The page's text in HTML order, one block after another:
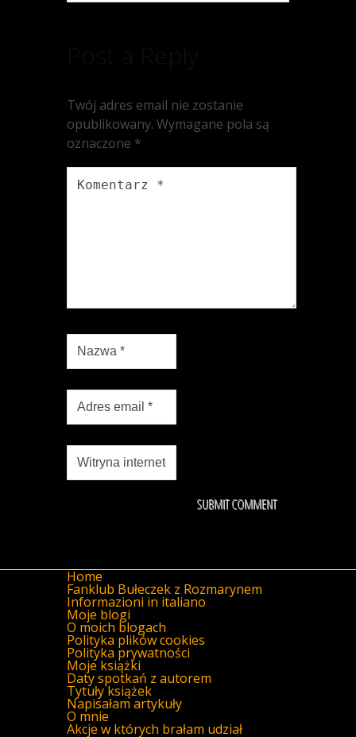
Twój adres email nie zostanie
opublikowany. Wymagane pola są
oznaczone *
Home
Fanklub Bułeczek z Rozmarynem
Informazioni in italiano
Moje blogi
O moich blogach
Polityka plików cookies
Polityka prywatności
Moje książki
Daty spotkań z autorem
Tytuły książek
Napisałam artykuły
O mnie
Akcje w których brałam udział